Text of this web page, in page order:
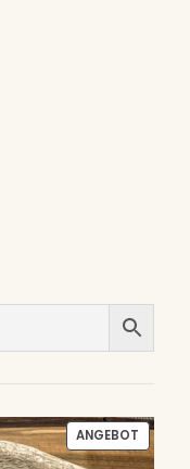
ANGEBOT
IM